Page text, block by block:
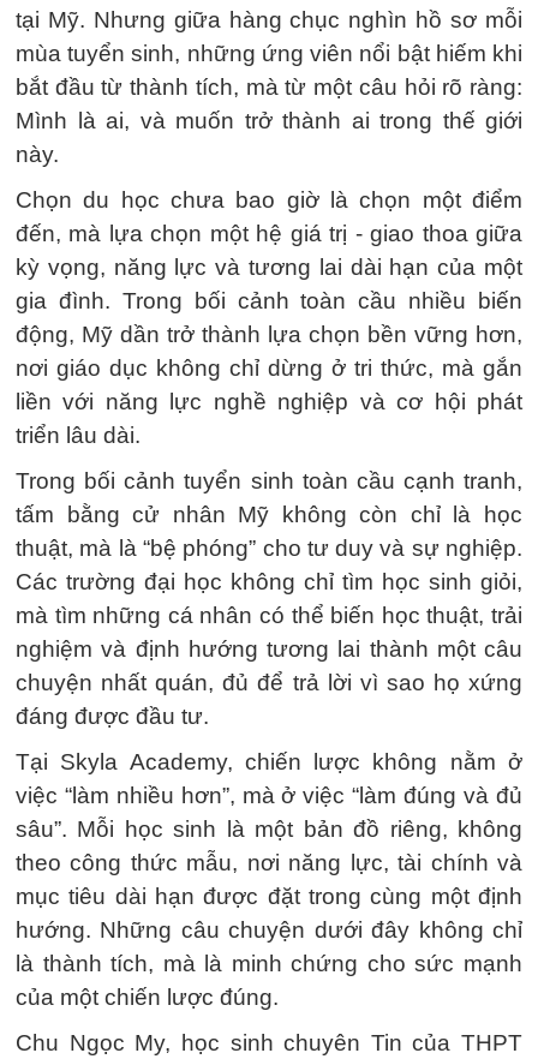
tại Mỹ. Nhưng giữa hàng chục nghìn hồ sơ mỗi
mùa tuyển sinh, những ứng viên nổi bật hiếm khi
bắt đầu từ thành tích, mà từ một câu hỏi rõ ràng:
Mình là ai, và muốn trở thành ai trong thế giới
này.
Chọn du học chưa bao giờ là chọn một điểm
đến, mà lựa chọn một hệ giá trị - giao thoa giữa
kỳ vọng, năng lực và tương lai dài hạn của một
gia đình. Trong bối cảnh toàn cầu nhiều biến
động, Mỹ dần trở thành lựa chọn bền vững hơn,
nơi giáo dục không chỉ dừng ở tri thức, mà gắn
liền với năng lực nghề nghiệp và cơ hội phát
triển lâu dài.
Trong bối cảnh tuyển sinh toàn cầu cạnh tranh,
tấm bằng cử nhân Mỹ không còn chỉ là học
thuật, mà là “bệ phóng” cho tư duy và sự nghiệp.
Các trường đại học không chỉ tìm học sinh giỏi,
mà tìm những cá nhân có thể biến học thuật, trải
nghiệm và định hướng tương lai thành một câu
chuyện nhất quán, đủ để trả lời vì sao họ xứng
đáng được đầu tư.
Tại Skyla Academy, chiến lược không nằm ở
việc “làm nhiều hơn”, mà ở việc “làm đúng và đủ
sâu”. Mỗi học sinh là một bản đồ riêng, không
theo công thức mẫu, nơi năng lực, tài chính và
mục tiêu dài hạn được đặt trong cùng một định
hướng. Những câu chuyện dưới đây không chỉ
là thành tích, mà là minh chứng cho sức mạnh
của một chiến lược đúng.
Chu Ngọc My, học sinh chuyên Tin của THPT